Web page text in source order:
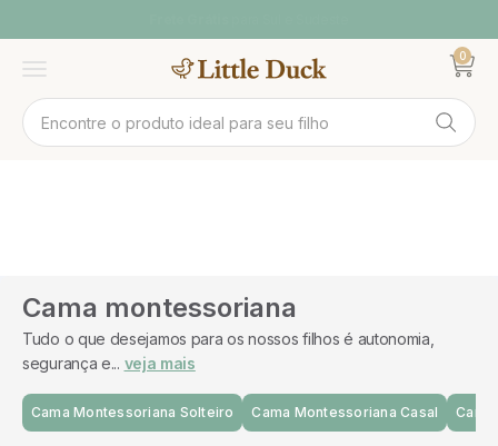
Abrir menu Abrir
0
Cama montessoriana
Tudo o que desejamos para os nossos filhos é autonomia,
segurança e... veja mais
Cama Montessoriana Solteiro Cama Montessoriana Casal